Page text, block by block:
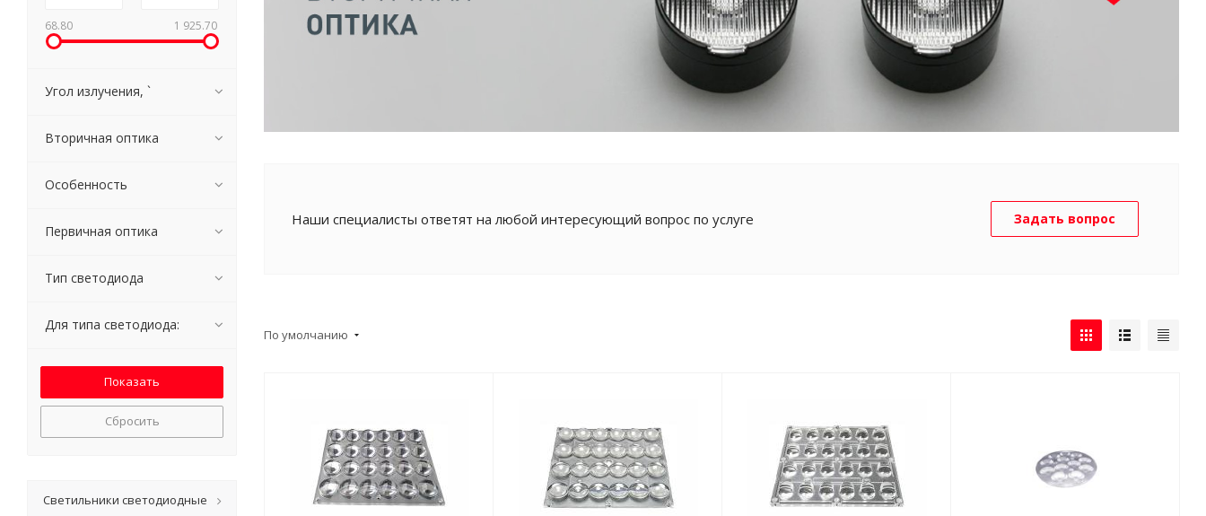
Наши специалисты ответят на любой интересующий вопрос по услуге Задать вопрос
По умолчанию
68.80 1 925.70
Угол излучения, `
Вторичная оптика
Особенность
Первичная оптика
Тип светодиода
Для типа светодиода:
Сбросить
Светильники светодиодные